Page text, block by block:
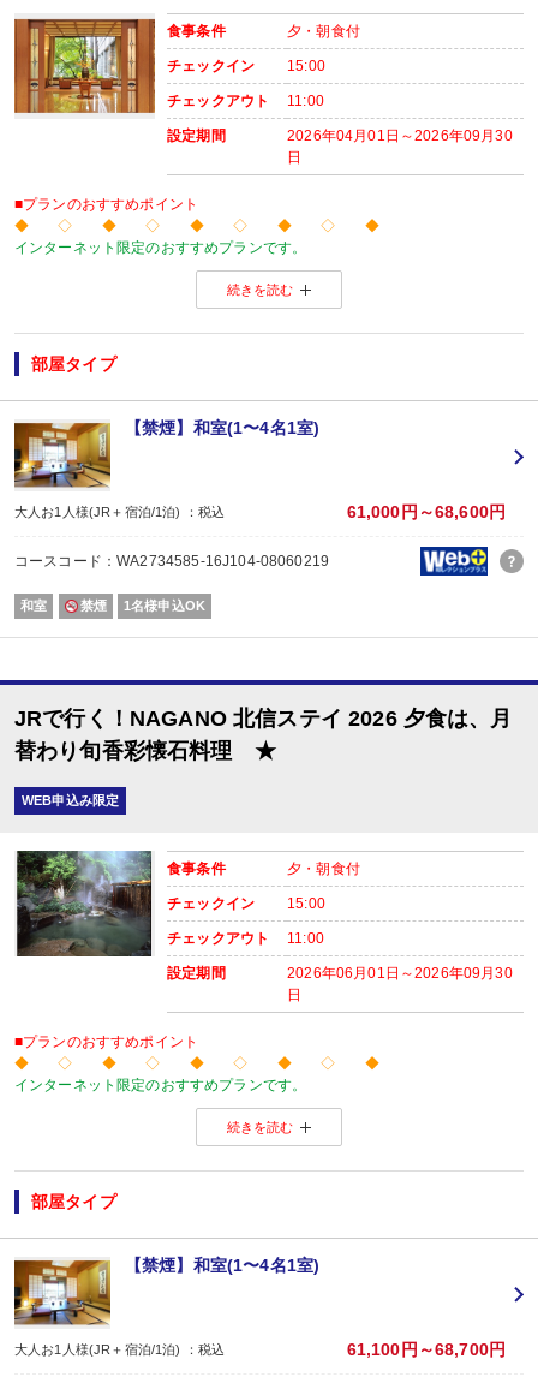
食事条件 夕・朝食付
チェックイン 15:00
チェックアウト 11:00
設定期間
2026年04月01日～2026年09月30
日
■プランのおすすめポイント
◆ ◇ ◆ ◇ ◆ ◇ ◆ ◇ ◆
インターネット限定のおすすめプランです。
温泉旅館から市内のホテルまで人気のお宿をご用意！
※店頭・電話・メールでのお問合せや申込みは出来ません。
◆ ◇ ◆ ◇ ◆ ◇ ◆ ◇ ◆
【連泊がお得♪】
２泊以上でお申し込みできる、お得なプランです。
※１泊でのご予約はできません
※すべての宿泊日が同一条件となります。
【おたのしみメニュー】
・貸切風呂45分1,000円でご利用ＯＫ
（通常45分2,000円／チェックイン時先
・屋内プールご利用ＯＫ
・誕生日又は賀寿の方はケーキと記念写真付。結婚記念日の方はリキュール酒
【2名1室でご利用の場合】 おとな1名＋こどもA/B1名OK♪
2名1室ご利用の場合、
おとな1名＋こども1名ご利用でも、お子様はこども代金でOK♪
■夕食
場所:
レストラン（鹿鳴又は白雲）
内容:
時間：18：00～21：00 最終開始時間18:45
場所:
レストラン（鹿鳴又は白雲）
続きを読む
部屋タイプ
【禁煙】和室(1〜4名1室)
大人お1人様(JR＋宿泊/1泊) ：税込 61,000円～68,600円
コースコード：WA2734585-16J104-08060219
和室 禁煙 1名様申込OK
JRで行く！NAGANO 北信ステイ 2026 夕食は、月
替わり旬香彩懐石料理 ★
WEB申込み限定
食事条件 夕・朝食付
チェックイン 15:00
チェックアウト 11:00
設定期間
2026年06月01日～2026年09月30
日
■プランのおすすめポイント
◆ ◇ ◆ ◇ ◆ ◇ ◆ ◇ ◆
インターネット限定のおすすめプランです。
温泉旅館から市内のホテルまで人気のお宿をご用意！
※店頭・電話・メールでのお問合せや申込みは出来ません。
◆ ◇ ◆ ◇ ◆ ◇ ◆ ◇ ◆
【おたのしみメニュー】
・貸切風呂45分1,000円でご利用ＯＫ
・屋内プールご利用ＯＫ
・誕生日又は賀寿の方はケーキと記念写真付。結婚記念日の方はリキュール酒
※記念日前後二週間が宿泊期間中に含まれる場合に限ります。証明できるも
※予約条件入力の画面でチェックを入れて下さい。
【2名1室でご利用の場合】 おとな1名＋こどもA/B1名OK♪
2名1室ご利用の場合、
続きを読む
部屋タイプ
【禁煙】和室(1〜4名1室)
大人お1人様(JR＋宿泊/1泊) ：税込 61,100円～68,700円